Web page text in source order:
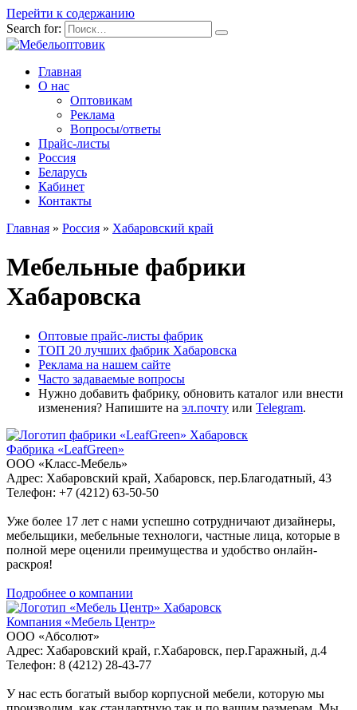
Перейти к содержанию
Search for:
Главная
О нас
Оптовикам
Реклама
Вопросы/ответы
Прайс-листы
Россия
Беларусь
Кабинет
Контакты
Главная » Россия » Хабаровский край
Мебельные фабрики
Хабаровска
Оптовые прайс-листы фабрик
ТОП 20 лучших фабрик Хабаровска
Реклама на нашем сайте
Часто задаваемые вопросы
Нужно добавить фабрику, обновить каталог или внести
изменения? Напишите на эл.почту или Telegram.
Хабаровск
Фабрика «LeafGreen»
ООО «Класс-Мебель»
Адрес: Хабаровский край, Хабаровск, пер.Благодатный, 43
Телефон: +7 (4212) 63-50-50
Уже более 17 лет с нами успешно сотрудничают дизайнеры,
мебельщики, мебельные технологи, частные лица, которые в
полной мере оценили преимущества и удобство онлайн-
раскроя!
Подробнее о компании
Хабаровск
Компания «Мебель Центр»
ООО «Абсолют»
Адрес: Хабаровский край, г.Хабаровск, пер.Гаражный, д.4
Телефон: 8 (4212) 28-43-77
У нас есть богатый выбор корпусной мебели, которую мы